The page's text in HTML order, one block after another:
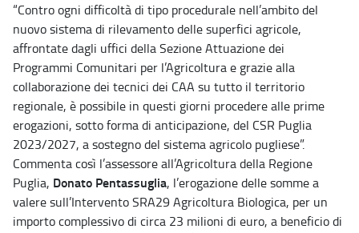
“Contro ogni difficoltà di tipo procedurale nell’ambito del
nuovo sistema di rilevamento delle superfici agricole,
affrontate dagli uffici della Sezione Attuazione dei
Programmi Comunitari per l’Agricoltura e grazie alla
collaborazione dei tecnici dei CAA su tutto il territorio
regionale, è possibile in questi giorni procedere alle prime
erogazioni, sotto forma di anticipazione, del CSR Puglia
2023/2027, a sostegno del sistema agricolo pugliese”.
Commenta così l’assessore all’Agricoltura della Regione
Puglia, Donato Pentassuglia, l’erogazione delle somme a
valere sull’Intervento SRA29 Agricoltura Biologica, per un
importo complessivo di circa 23 milioni di euro, a beneficio di